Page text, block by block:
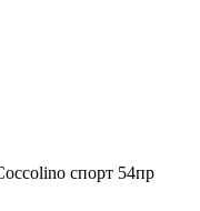
спорт 54пр